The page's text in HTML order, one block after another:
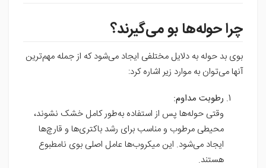
چرا حوله‌ها بو می‌گیرند؟
بوی بد حوله به دلایل مختلفی ایجاد می‌شود که از جمله مهم‌ترین
آنها می‌توان به موارد زیر اشاره کرد:
رطوبت مداوم:
وقتی حوله‌ها پس از استفاده به‌طور کامل خشک نشوند،
محیطی مرطوب و مناسب برای رشد باکتری‌ها و قارچ‌ها
ایجاد می‌شود. این میکروب‌ها عامل اصلی بوی نامطبوع
هستند.